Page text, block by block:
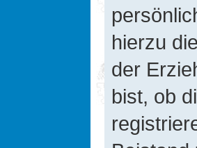
hierzu
der
bist, ob